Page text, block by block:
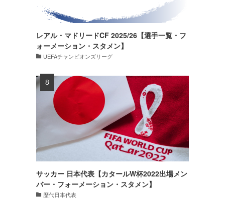
レアル・マドリードCF 2025/26【選手一覧・フ
ォーメーション・スタメン】
UEFAチャンピオンズリーグ
サッカー 日本代表【カタールW杯2022出場メン
バー・フォーメーション・スタメン】
歴代日本代表